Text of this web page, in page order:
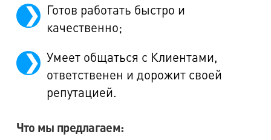
Готов работать быстро и
качественно;
Умеет общаться с Клиентами,
ответственен и дорожит своей
репутацией.
Что мы предлагаем: